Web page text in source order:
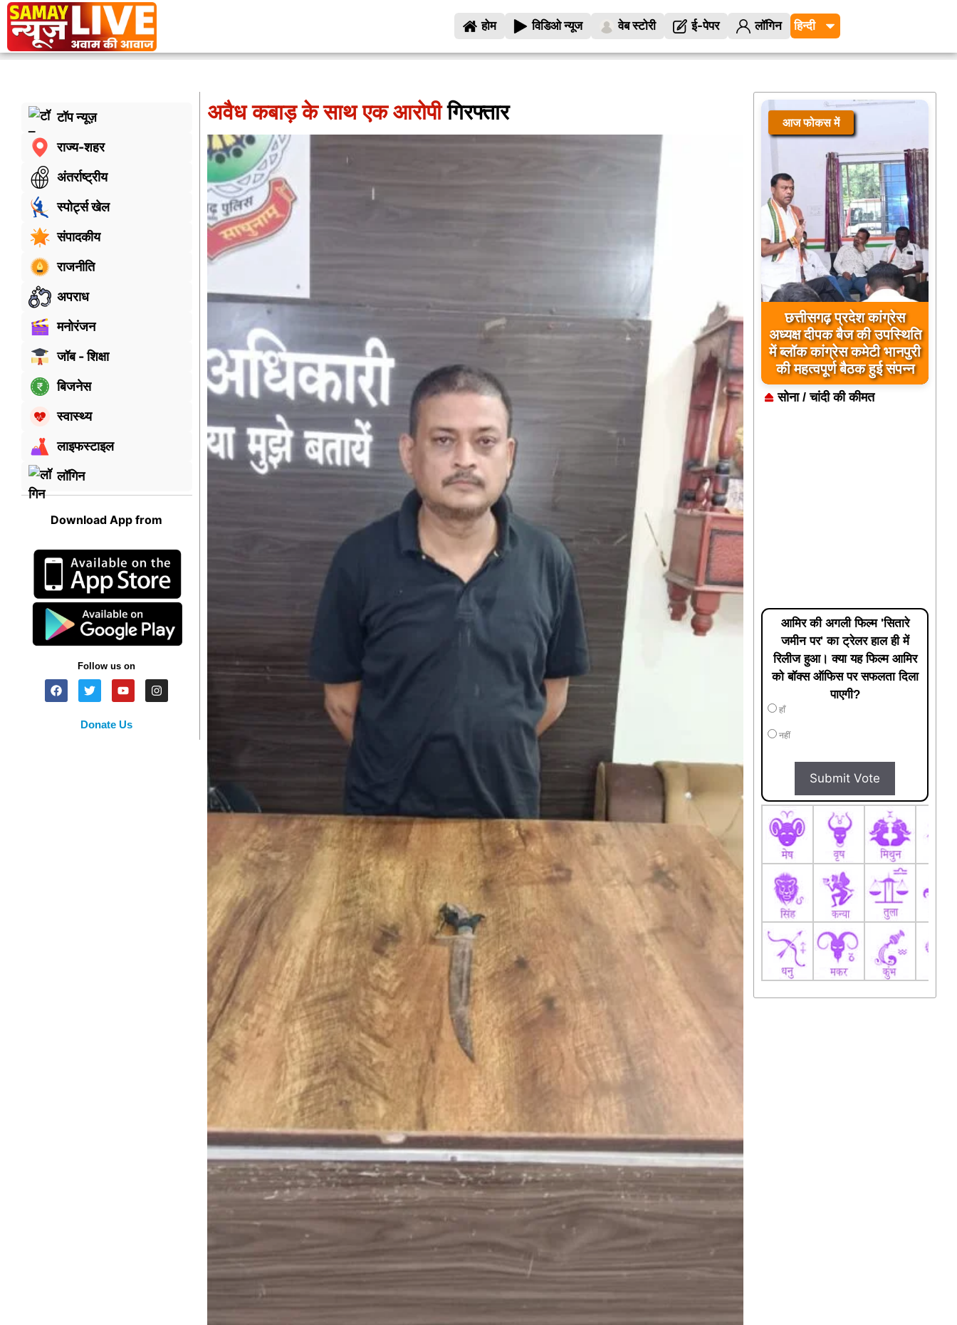
होम विडिओ न्यूज वेब स्टोरी ई-पेपर लॉगिन
टॉप न्यूज़
राज्य-शहर
अंतर्राष्ट्रीय
स्पोर्ट्स खेल
संपादकीय
राजनीति
अपराध
मनोरंजन
जॉब - शिक्षा
बिजनेस
स्वास्थ्य
लाइफस्टाइल
लॉगिन
Download App from
Follow us on
Donate Us
अवैध कबाड़ के साथ एक आरोपीगिरफ्तार आज फोकस में
बिलासपुर में अन्नपूर्ति ग्रेन
एटीएम का शुभारंभ, अब मशीन
से मिलेगा राशन
सोना / चांदी की कीमत
आमिर की अगली फिल्म 'सितारे
जमीन पर' का ट्रेलर हाल ही में
रिलीज हुआ। क्या यह फिल्म आमिर
को बॉक्स ऑफिस पर सफलता दिला
पाएगी?
हाँ
नहीं
Submit Vote